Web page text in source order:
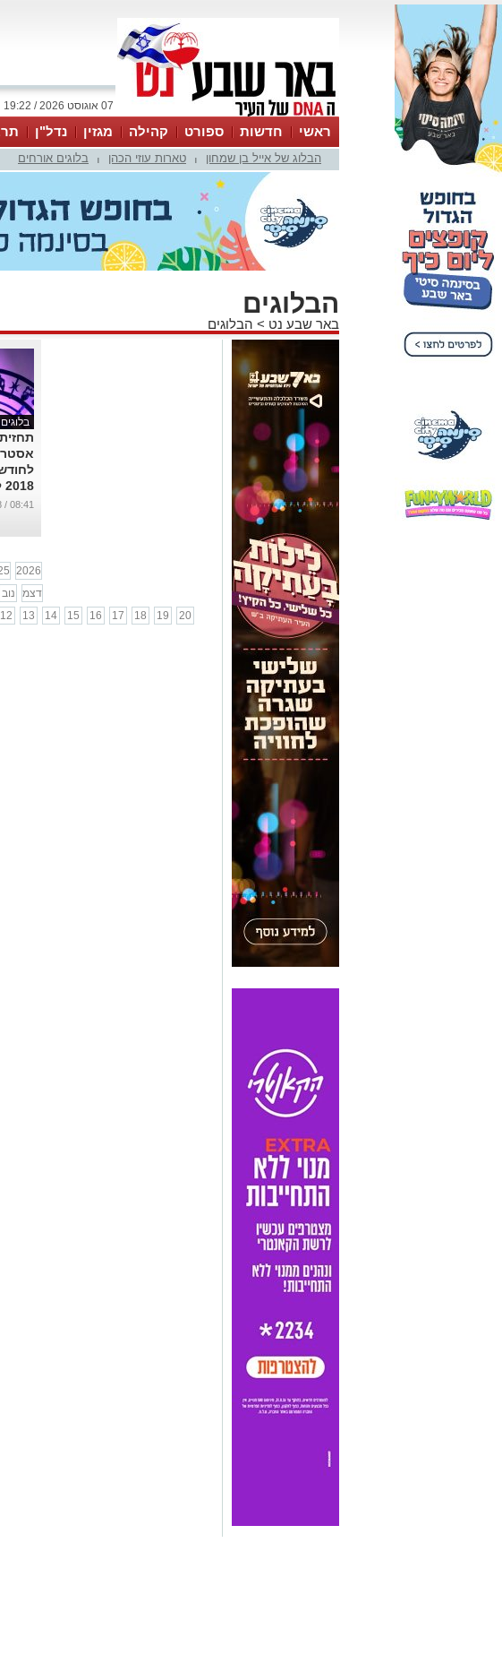
07 אוגוסט 2026 / 19:22
ראשי חדשות ספורט קהילה מגזין נדל"ן
עסקים
טיפים והמלצות
הבלוג של אייל בן שמחון טארות עוזי הכהן בלוגים אורחים
הבלוגים
באר שבע נט > הבלוגים
תחזית
2018 לכל המזלות
...
08:41 / 02.10.18
2026
נוב
דצמ
12 13 14 15 16 17 18 19
20